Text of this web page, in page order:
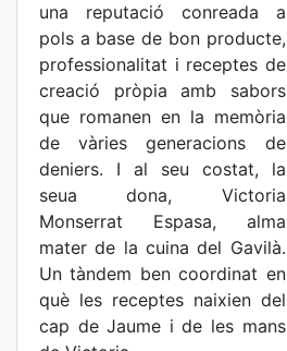
una reputació conreada a
pols a base de bon producte,
professionalitat i receptes de
creació pròpia amb sabors
que romanen en la memòria
de vàries generacions de
deniers. I al seu costat, la
seua dona, Victoria
Monserrat Espasa, alma
mater de la cuina del Gavilà.
Un tàndem ben coordinat en
què les receptes naixien del
cap de Jaume i de les mans